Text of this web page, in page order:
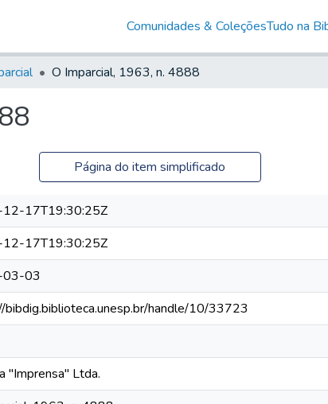
Comunidades & ColeçõesTudo na
O Imparcial, 1963, n. 4888
Página do item simplificado
17T19:30:25Z
17T19:30:25Z
03
bibdig.biblioteca.unesp.br/handle/10/33723
"Imprensa" Ltda.